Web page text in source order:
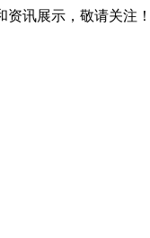
资讯展示，敬请关注